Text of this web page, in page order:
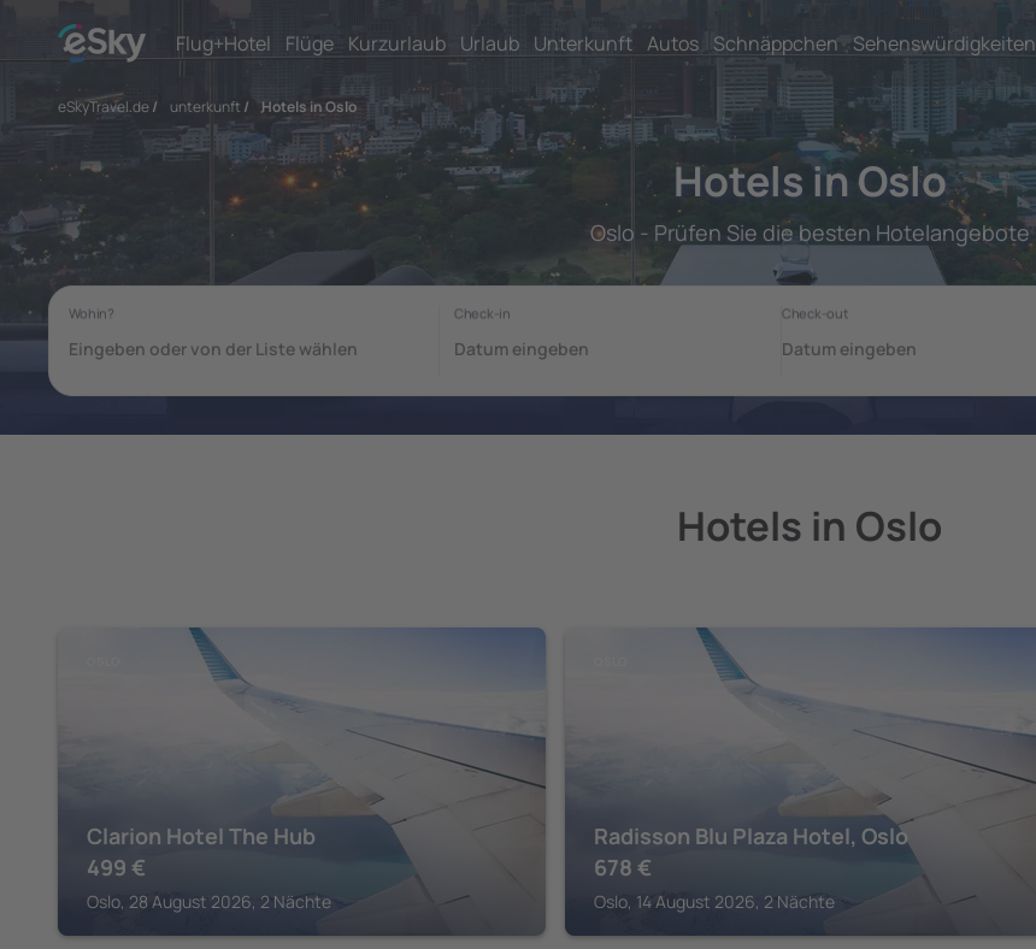
Flug+Hotel Flüge Kurzurlaub Urlaub Unterkunft Autos Schnäppchen Sehenswürdigkeiten
eSkyTravel.de/ unterkunft / Hotels in Oslo
Hotels in Oslo
Oslo - Prüfen Sie die besten Hotelangebote
Hotels in Oslo
Clarion Hotel The Hub
499 €
Oslo, 28 August 2026, 2 Nächte
Radisson Blu Plaza Hotel, Oslo
678 €
Oslo, 14 August 2026, 2 Nächte